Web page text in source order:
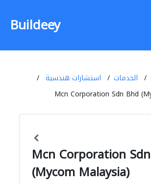
Buildeey
الخدمات
استشارات هندسية
Mcn Corporation Sdn Bhd
Mcn Corporation
(Mycom Malaysia)